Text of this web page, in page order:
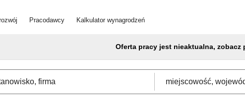
Pracodawcy Kalkulator wynagrodzeń
Oferta pracy jest nieaktualna, zobacz